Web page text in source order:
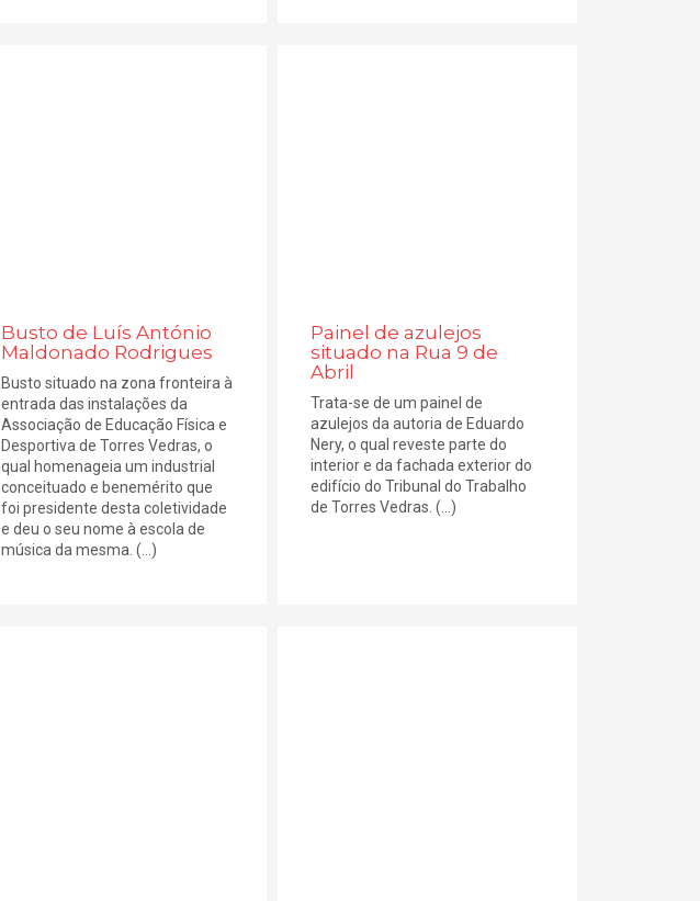
Busto de Luís António
Maldonado Rodrigues
Busto situado na zona fronteira à
entrada das instalações da
Associação de Educação Física e
Desportiva de Torres Vedras, o
qual homenageia um industrial
conceituado e benemérito que
foi presidente desta coletividade
e deu o seu nome à escola de
música da mesma. (...)
Painel de azulejos
situado na Rua 9 de
Abril
Trata-se de um painel de
azulejos da autoria de Eduardo
Nery, o qual reveste parte do
interior e da fachada exterior do
edifício do Tribunal do Trabalho
de Torres Vedras. (...)